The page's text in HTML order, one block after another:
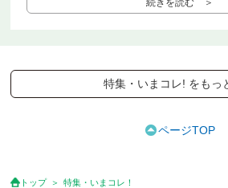
特集・いまコレ! をもっ
ページTOP
トップ 特集・いまコレ！